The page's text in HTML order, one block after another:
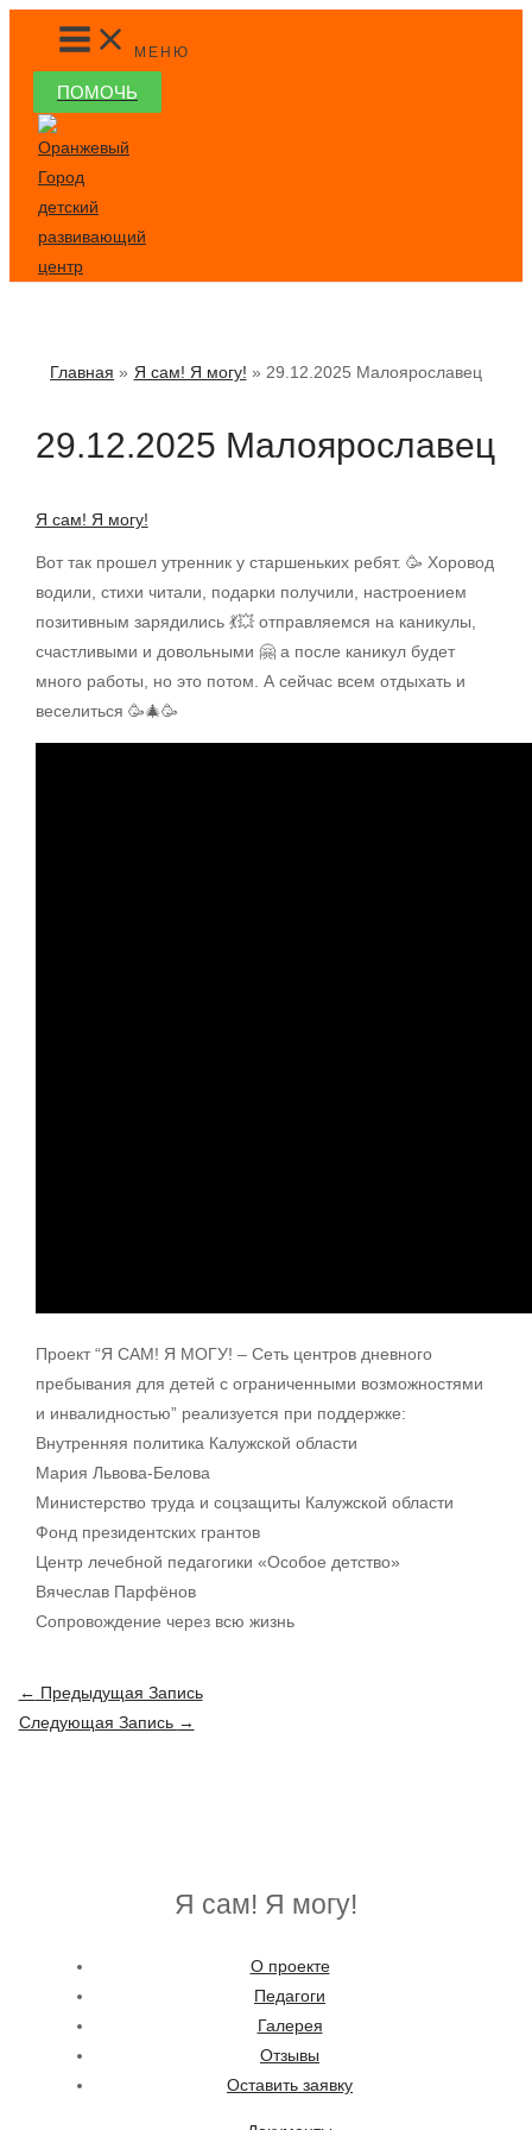
Перейти
содержимому
MAIN
MENU
МЕНЮ
ПОМОЧЬ
Главная Я сам! Я могу! 29.12.2025 Малоярославец
29.12.2025 Малоярославец
Я сам! Я могу!
Вот так прошел утренник у старшеньких ребят. 🥳 Хоровод
водили, стихи читали, подарки получили, настроением
позитивным зарядились 💃💥 отправляемся на каникулы,
счастливыми и довольными 🤗 а после каникул будет
много работы, но это потом. А сейчас всем отдыхать и
веселиться 🥳🎄🥳
Проект “Я САМ! Я МОГУ! – Сеть центров дневного
пребывания для детей с ограниченными возможностями
и инвалидностью” реализуется при поддержке:
Внутренняя политика Калужской области
Мария Львова-Белова
Министерство труда и соцзащиты Калужской области
Фонд президентских грантов
Центр лечебной педагогики «Особое детство»
Вячеслав Парфёнов
Сопровождение через всю жизнь
Навигация
по
← Предыдущая Запись
Следующая Запись →
Я сам! Я могу!
О проекте
Педагоги
Галерея
Отзывы
Оставить заявку